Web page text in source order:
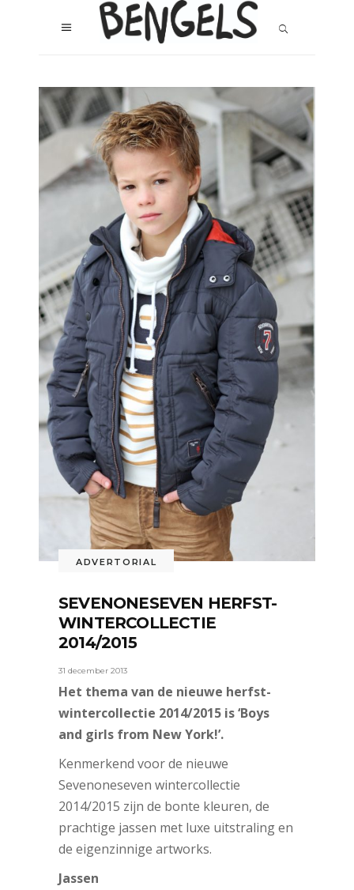
ADVERTORIAL
SEVENONESEVEN HERFST-
WINTERCOLLECTIE
2014/2015
31 december 2013
Het thema van de nieuwe herfst-
wintercollectie 2014/2015 is ‘Boys
and girls from New York!’.
Kenmerkend voor de nieuwe
Sevenoneseven wintercollectie
2014/2015 zijn de bonte kleuren, de
prachtige jassen met luxe uitstraling en
de eigenzinnige artworks.
Jassen